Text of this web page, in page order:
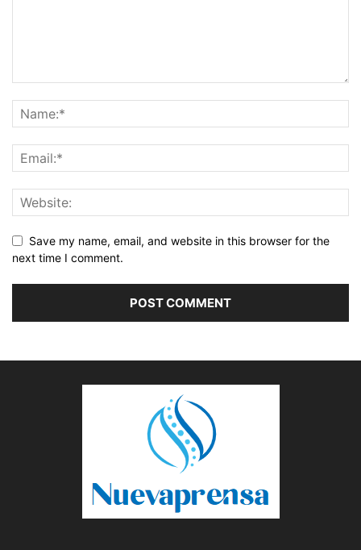
Save my name, email, and website in this browser for the
next time I comment.